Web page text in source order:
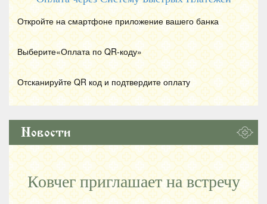
Откройте на смартфоне приложение вашего банка
Выберите«Оплата по QR-коду»
Отсканируйте QR код и подтвердите оплату
Новости
Ковчег приглашает на встречу